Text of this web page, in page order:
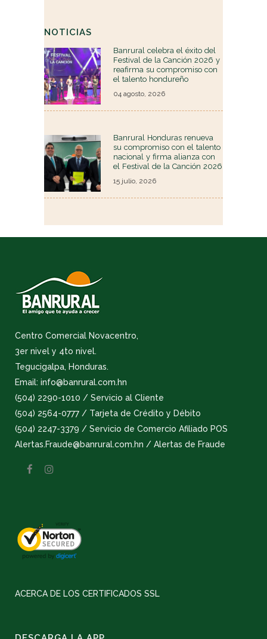
NOTICIAS
Banrural celebra el éxito del
Festival de la Canción 2026 y
reafirma su compromiso con
el talento hondureño
04 agosto, 2026
Banrural Honduras renueva
su compromiso con el talento
nacional y firma alianza con
el Festival de la Canción 2026
15 julio, 2026
Centro Comercial Novacentro,
3er nivel y 4to nivel.
Tegucigalpa, Honduras.
Email: info@banrural.com.hn
(504) 2290-1010 / Servicio al Cliente
(504) 2564-0777 / Tarjeta de Crédito y Débito
(504) 2247-3379 / Servicio de Comercio Afiliado POS
Alertas.Fraude@banrural.com.hn / Alertas de Fraude
ACERCA DE LOS CERTIFICADOS SSL